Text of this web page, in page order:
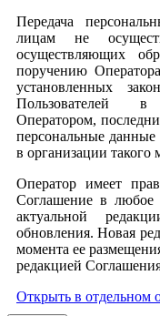
Передача
лицам не
осуществляющих
поручению
установленных
Пользователей в
Оператором,
персональные
в организации такого
Оператор имеет
Соглашение в
актуальной
обновления. Новая
момента ее
редакцией
Открыть в отдельном